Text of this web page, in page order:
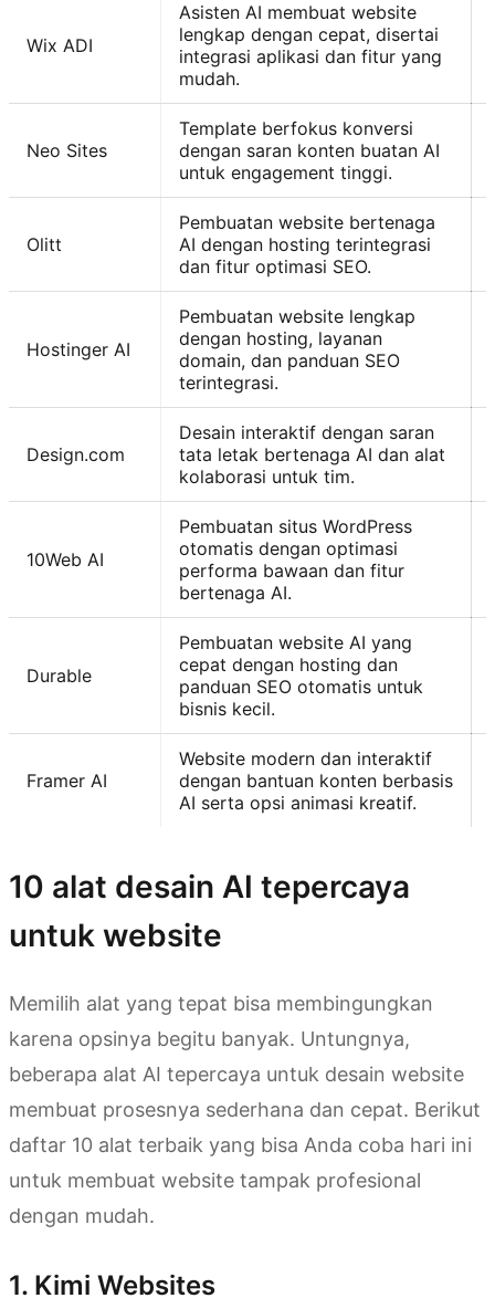
Wix ADI
Asisten AI membuat website
lengkap dengan cepat, disertai
integrasi aplikasi dan fitur yang
mudah.
Neo Sites
Template berfokus konversi
dengan saran konten buatan AI
untuk engagement tinggi.
Olitt
Pembuatan website bertenaga
AI dengan hosting terintegrasi
dan fitur optimasi SEO.
Hostinger AI
Pembuatan website lengkap
dengan hosting, layanan
domain, dan panduan SEO
terintegrasi.
Design.com
Desain interaktif dengan saran
tata letak bertenaga AI dan alat
kolaborasi untuk tim.
10Web AI
Pembuatan situs WordPress
otomatis dengan optimasi
performa bawaan dan fitur
bertenaga AI.
Durable
Pembuatan website AI yang
cepat dengan hosting dan
panduan SEO otomatis untuk
bisnis kecil.
Framer AI
Website modern dan interaktif
dengan bantuan konten berbasis
AI serta opsi animasi kreatif.
10 alat desain AI tepercaya
untuk website
Memilih alat yang tepat bisa membingungkan
karena opsinya begitu banyak. Untungnya,
beberapa alat AI tepercaya untuk desain website
membuat prosesnya sederhana dan cepat. Berikut
daftar 10 alat terbaik yang bisa Anda coba hari ini
untuk membuat website tampak profesional
dengan mudah.
1. Kimi Websites